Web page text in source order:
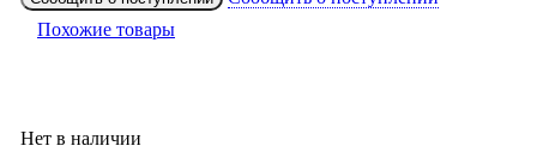
Похожие товары
Нет в наличии